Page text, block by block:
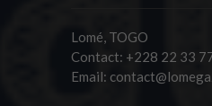
Lomé, TOGO
Contact: +228 22 33
Email: